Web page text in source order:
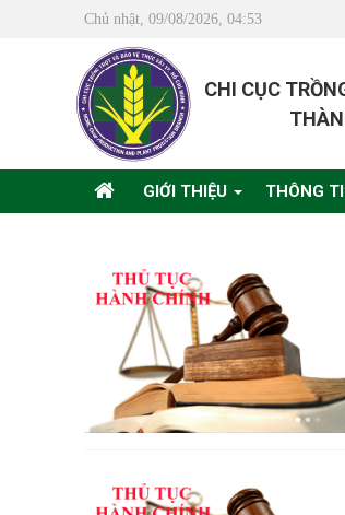
Chủ nhật, 09/08/2026, 04:53
CHI CỤC
GIỚI THIỆU THÔNG